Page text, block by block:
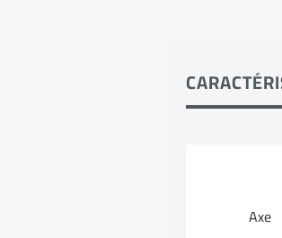
Axe